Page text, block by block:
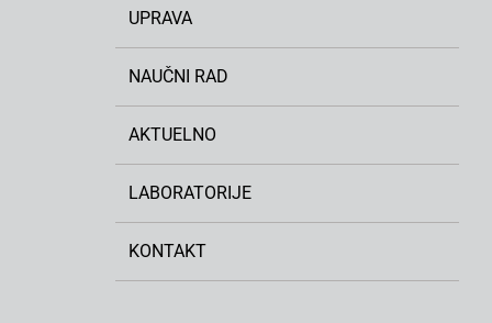
UPRAVA
NAUČNI RAD
AKTUELNO
LABORATORIJE
KONTAKT